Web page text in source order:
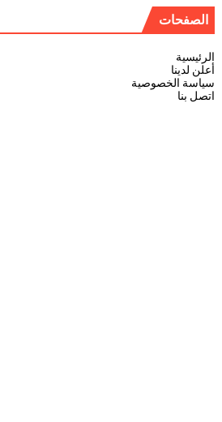
الصفحات
الرئيسية
أعلن لدينا
سياسة الخصوصية
اتصل بنا